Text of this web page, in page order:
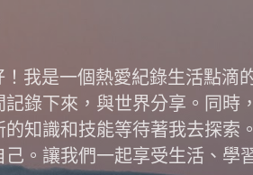
我是一個熱愛紀錄生活點滴
錄下來，與世界分享。同時
知識和技能等待著我去探索
。讓我們一起享受生活、學